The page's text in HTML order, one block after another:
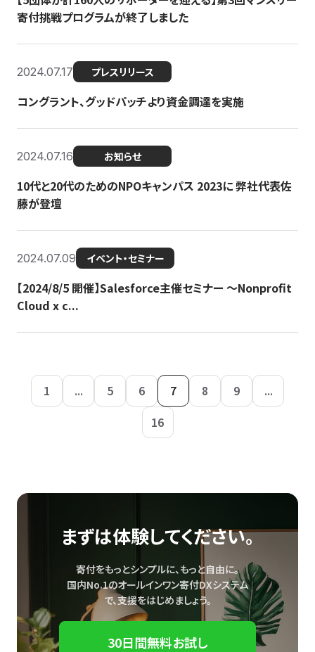
寄付挑戦プログラムが終了しました
2024.07.17 プレスリリース
コングラント、グッドパッチより資金調達を実施
2024.07.16 お知らせ
10代と20代のためのNPOキャンパス 2023に 弊社代表佐
藤が登壇
2024.07.09 イベント・セミナー
【2024/8/5 開催】Salesforce主催セミナー 〜Nonprofit
Cloud x c...
1 ... 5 6 7 8 9
...
16
まずは体験してください。
寄付をもっとシンプルに、もっと自由に。
国内No.1のオールインワン寄付DXシステム
で、支援をはじめましょう。
30日間無料お試し